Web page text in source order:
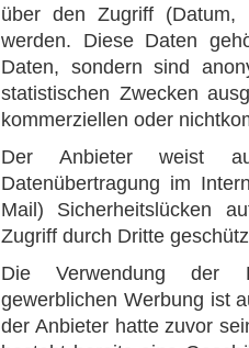
über den Zugriff (Datum,
werden. Diese Daten
Daten, sondern sind
statistischen Zwecken
kommerziellen oder
Der Anbieter weist
Datenübertragung im
Mail) Sicherheitslücken
Zugriff durch Dritte
Die Verwendung der
gewerblichen Werbung ist
der Anbieter hatte zuvor